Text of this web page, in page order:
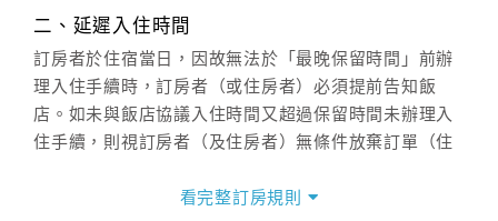
二、延遲入住時間
訂房者於住宿當日，因故無法於「最晚保留時間」前辦
理入住手續時，訂房者（或住房者）必須提前告知飯
店。如未與飯店協議入住時間又超過保留時間未辦理入
住手續，則視訂房者（及住房者）無條件放棄訂單（住
三、退房手續(Check out)
看完整訂房規則